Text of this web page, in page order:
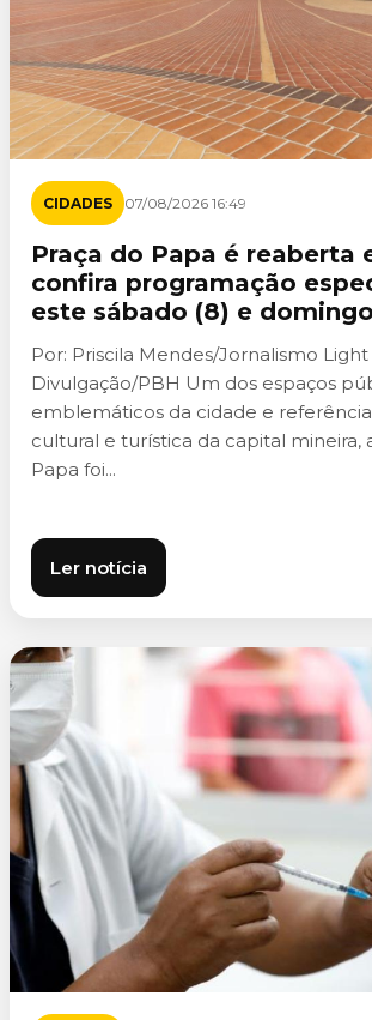
CIDADES 07/08/2026 16:49
Praça do Papa é reaberta
confira programação
este sábado (8) e
Por: Priscila Mendes/Jornalismo
Divulgação/PBH Um dos espaços
emblemáticos da cidade e
cultural e turística da capital mineira,
Papa foi...
Ler notícia